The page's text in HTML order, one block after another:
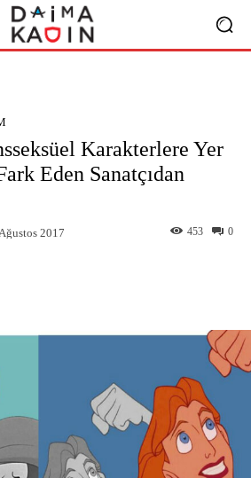
Karakterlere Yer
Eden Sanatçıdan
2017 0
453